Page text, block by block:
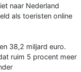
naar Nederland
als toeristen online
38,2 miljard euro.
ruim 5 procent meer